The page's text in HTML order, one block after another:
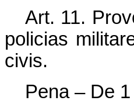
Art. 11.
policias
civis.
Pena – De